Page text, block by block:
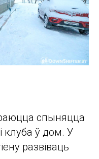
спыняцца
клуба ў дом. У
развіваць